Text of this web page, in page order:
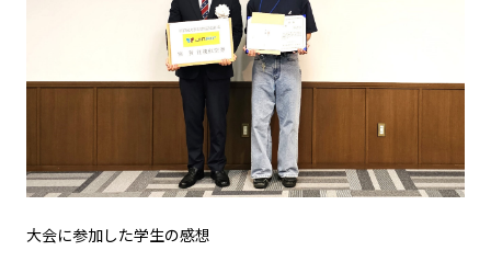
大会に参加した学生の感想